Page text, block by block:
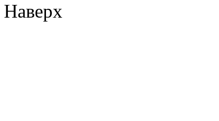
Наверх